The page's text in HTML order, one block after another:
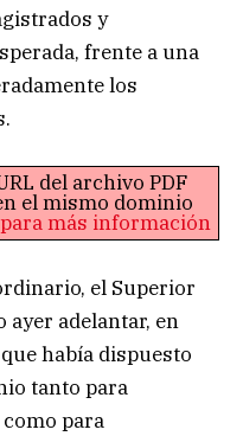
y
frente a una
los
del archivo PDF
el mismo dominio
más información
el Superior
adelantar, en
había dispuesto
tanto para
para